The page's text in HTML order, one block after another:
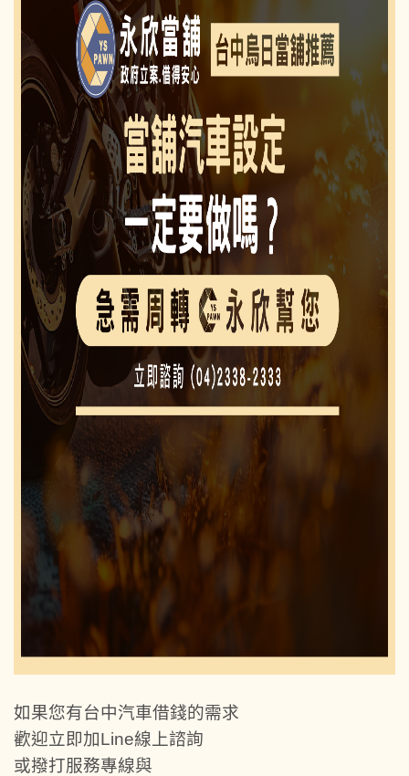
如果您有台中汽車借錢的需求
歡迎立即加Line線上諮詢
或撥打服務專線與